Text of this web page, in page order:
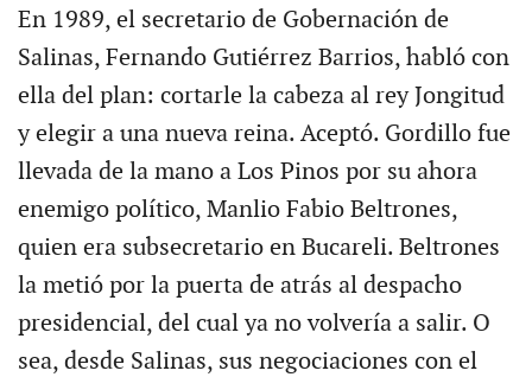
En 1989, el secretario de Gobernación de
Salinas, Fernando Gutiérrez Barrios, habló con
ella del plan: cortarle la cabeza al rey Jongitud
y elegir a una nueva reina. Aceptó. Gordillo fue
llevada de la mano a Los Pinos por su ahora
enemigo político, Manlio Fabio Beltrones,
quien era subsecretario en Bucareli. Beltrones
la metió por la puerta de atrás al despacho
presidencial, del cual ya no volvería a salir. O
sea, desde Salinas, sus negociaciones con el